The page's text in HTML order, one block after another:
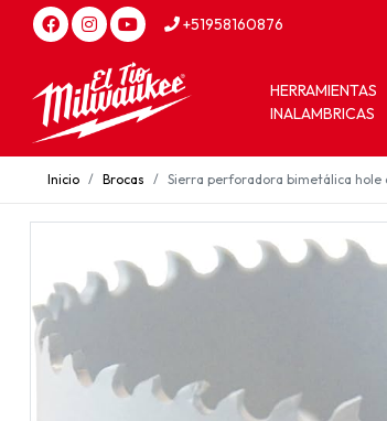
+51958160876
HERRAMIENTAS
INALAMBRICAS
Inicio Brocas Sierra perforadora bimetálica